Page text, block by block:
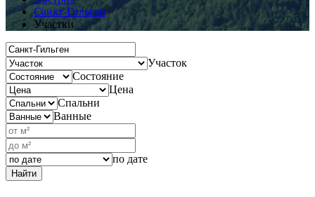
Санкт-Гильген
Участки
Участок
Состояние
Цена
Спальни
Ванные
по дате
Найти